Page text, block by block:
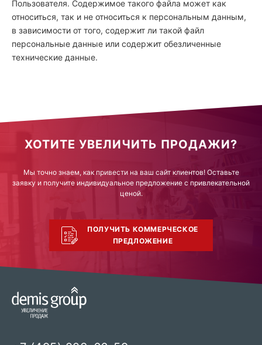
Пользователя. Содержимое такого файла может как
относиться, так и не относиться к персональным данным,
в зависимости от того, содержит ли такой файл
персональные данные или содержит обезличенные
технические данные.
ХОТИТЕ УВЕЛИЧИТЬ ПРОДАЖИ?
Мы точно знаем, как привести на ваш сайт клиентов! Оставьте
заявку и получите индивидуальное предложение с привлекательной
ценой.
ПОЛУЧИТЬ КОММЕРЧЕСКОЕ
ПРЕДЛОЖЕНИЕ